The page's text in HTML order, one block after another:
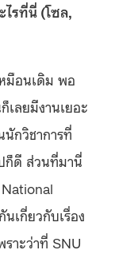
ไรที่นี่ (โซล,
มือนเดิม พอ
ลยมีงานเยอะ
นักวิชาการที่
ก็ดี ส่วนที่มานี่
เกี่ยวกับเรื่อง
าะว่าที่ SNU